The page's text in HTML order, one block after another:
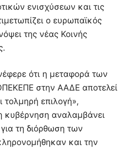
ενισχύσεων και τις
ο ευρωπαϊκός
της νέας Κοινής
ότι η μεταφορά των
στην ΑΑΔΕ αποτελεί
τολμηρή επιλογή»,
κυβέρνηση αναλαμβάνει
τη διόρθωση των
και την